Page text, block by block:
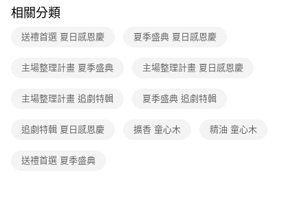
法說明評估內容。
【繳款方式說明】
1.分期款項不併入電信帳單，「大哥付你分期」於每月結算日後寄送繳費提
醒簡訊。
帳／街口支付／iPASS MONEY」等通路繳費。
【注意事項】
1.本服務係由「台灣大哥大股份有限公司」（以下簡稱本公司）所提供，讓
買賣價金債權讓與本公司後，依約使用本公司帳單繳交帳款。
資料（包含姓名、電話或地址）提供予台灣大哥大進項蒐集、處理及利用，
由本公司與您本人進行分期帳單所需資料之確認、核對及更正。
相關分類
送禮首選 夏日感恩慶 夏季盛典 夏日感恩慶
主場整理計畫 夏季盛典 主場整理計畫 夏日感恩慶
主場整理計畫 追劇特輯 夏季盛典 追劇特輯
追劇特輯 夏日感恩慶 擴香 童心木 精油 童心木
送禮首選 夏季盛典